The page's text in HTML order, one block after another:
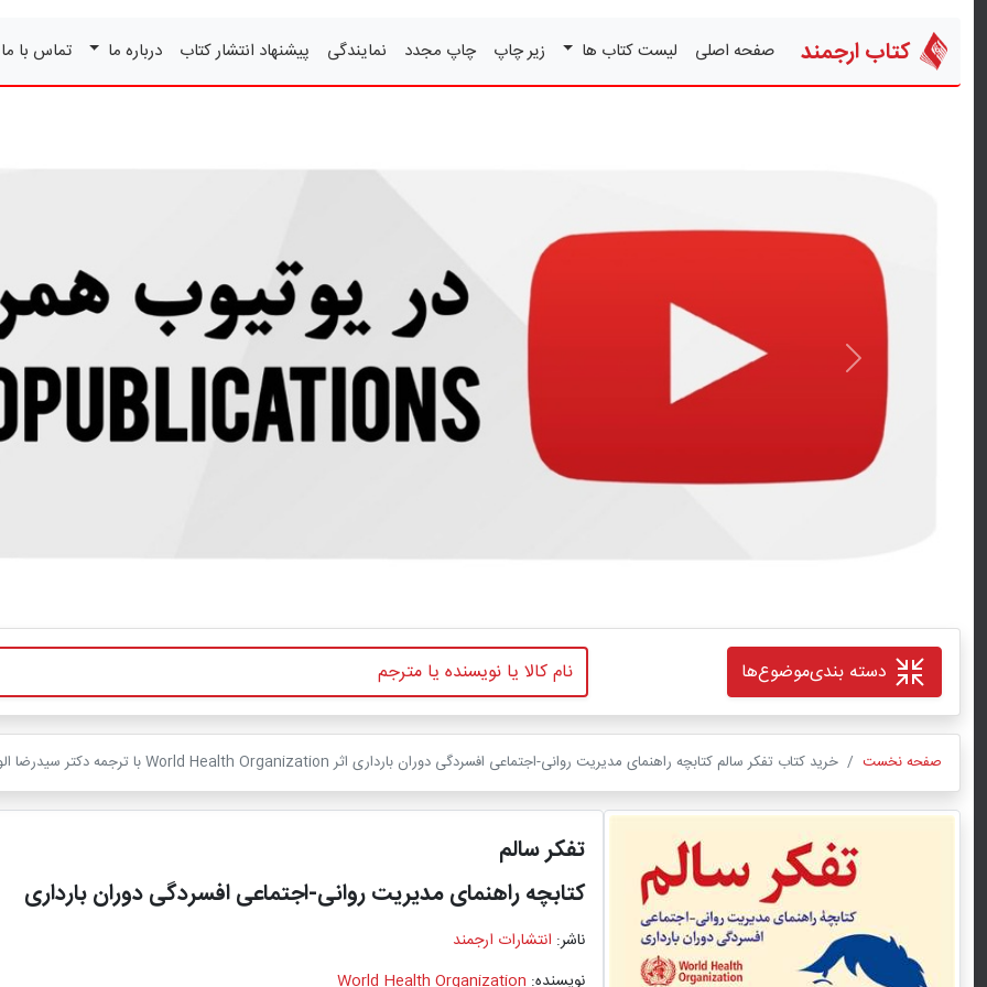
کتاب ارجمند صفحه اصلی لیست کتاب ها زیر چاپ چاپ مجدد نمایندگی پیشنهاد انتشار کتاب درباره ما تماس با
قبلی
دسته بندیموضوع‌ها
صفحه نخست خرید کتاب تفکر سالم کتابچه راهنمای مدیریت روانی-اجتماعی افسردگی دوران بارداری اثر World Health Organization با ترجمه دکتر سیدرضا الوانی با تخفیف ویژه
تفکر سالم
کتابچه راهنمای مدیریت روانی-اجتماعی افسردگی دوران بارداری
ناشر: انتشارات ارجمند
نویسنده: World Health Organization